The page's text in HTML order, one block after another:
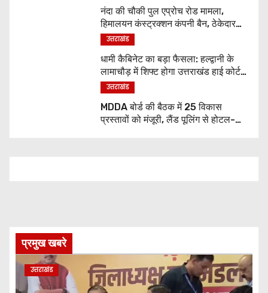
नंदा की चौकी पुल एप्रोच रोड मामला,
हिमालयन कंस्ट्रक्शन कंपनी बैन, ठेकेदार
पर भी एक्शन
उत्तराखंड
धामी कैबिनेट का बड़ा फैसला: हल्द्वानी के
लामाचौड़ में शिफ्ट होगा उत्तराखंड हाई कोर्ट,
अन्य महत्वपूर्ण फैसले
उत्तराखंड
MDDA बोर्ड की बैठक में 25 विकास
प्रस्तावों को मंजूरी, लैंड पूलिंग से होटल-
प्रमुख खबरे
उत्तराखंड